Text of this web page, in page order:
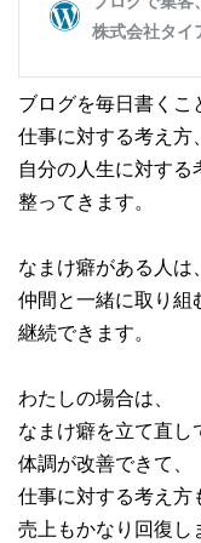
ブログを毎日書くこ
仕事に対する考え方、
自分の人生に対する
整ってきます。
なまけ癖がある人は、
仲間と一緒に取り組
継続できます。
わたしの場合は、
なまけ癖を立て直し
体調が改善できて、
仕事に対する考え方
売上もかなり回復し